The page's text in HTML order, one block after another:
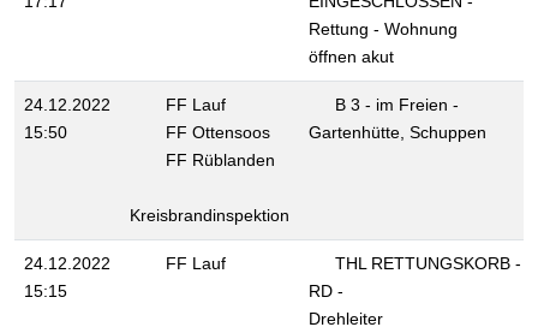
Rettung - Wohnung
öffnen akut
24.12.2022
15:50
FF Lauf
FF Ottensoos
FF Rüblanden
Kreisbrandinspektion
B 3 - im Freien -
Gartenhütte, Schuppen
24.12.2022
15:15
FF Lauf
THL RETTUNGSKORB -
RD -
Drehleiter